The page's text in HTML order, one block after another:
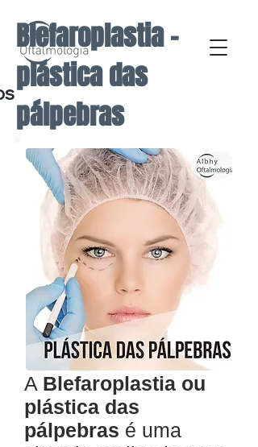
Blefaroplastia -
plástica das
pálpebras
A Blefaroplastia ou
plástica das
pálpebras é uma